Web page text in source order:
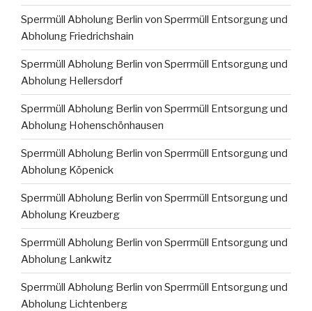
Sperrmüll Abholung Berlin von Sperrmüll Entsorgung und
Abholung Friedrichshain
Sperrmüll Abholung Berlin von Sperrmüll Entsorgung und
Abholung Hellersdorf
Sperrmüll Abholung Berlin von Sperrmüll Entsorgung und
Abholung Hohenschönhausen
Sperrmüll Abholung Berlin von Sperrmüll Entsorgung und
Abholung Köpenick
Sperrmüll Abholung Berlin von Sperrmüll Entsorgung und
Abholung Kreuzberg
Sperrmüll Abholung Berlin von Sperrmüll Entsorgung und
Abholung Lankwitz
Sperrmüll Abholung Berlin von Sperrmüll Entsorgung und
Abholung Lichtenberg